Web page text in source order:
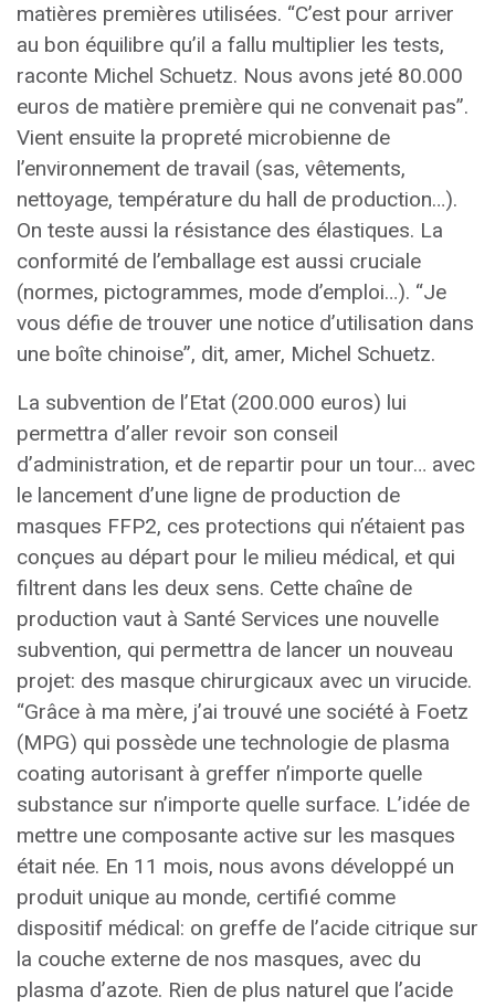
matières premières utilisées. “C’est pour arriver
au bon équilibre qu’il a fallu multiplier les tests,
raconte Michel Schuetz. Nous avons jeté 80.000
euros de matière première qui ne convenait pas”.
Vient ensuite la propreté microbienne de
l’environnement de travail (sas, vêtements,
nettoyage, température du hall de production…).
On teste aussi la résistance des élastiques. La
conformité de l’emballage est aussi cruciale
(normes, pictogrammes, mode d’emploi…). “Je
vous défie de trouver une notice d’utilisation dans
une boîte chinoise”, dit, amer, Michel Schuetz.
La subvention de l’Etat (200.000 euros) lui
permettra d’aller revoir son conseil
d’administration, et de repartir pour un tour… avec
le lancement d’une ligne de production de
masques FFP2, ces protections qui n’étaient pas
conçues au départ pour le milieu médical, et qui
filtrent dans les deux sens. Cette chaîne de
production vaut à Santé Services une nouvelle
subvention, qui permettra de lancer un nouveau
projet: des masque chirurgicaux avec un virucide.
“Grâce à ma mère, j’ai trouvé une société à Foetz
(MPG) qui possède une technologie de plasma
coating autorisant à greffer n’importe quelle
substance sur n’importe quelle surface. L’idée de
mettre une composante active sur les masques
était née. En 11 mois, nous avons développé un
produit unique au monde, certifié comme
dispositif médical: on greffe de l’acide citrique sur
la couche externe de nos masques, avec du
plasma d’azote. Rien de plus naturel que l’acide